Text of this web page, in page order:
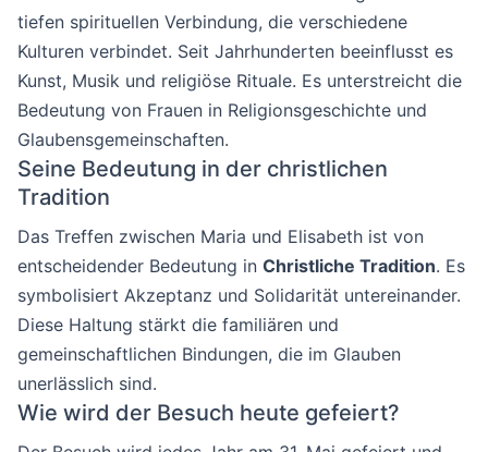
tiefen spirituellen Verbindung, die verschiedene
Kulturen verbindet. Seit Jahrhunderten beeinflusst es
Kunst, Musik und religiöse Rituale. Es unterstreicht die
Bedeutung von Frauen in Religionsgeschichte und
Glaubensgemeinschaften.
Seine Bedeutung in der christlichen
Tradition
Das Treffen zwischen Maria und Elisabeth ist von
entscheidender Bedeutung in Christliche Tradition. Es
symbolisiert Akzeptanz und Solidarität untereinander.
Diese Haltung stärkt die familiären und
gemeinschaftlichen Bindungen, die im Glauben
unerlässlich sind.
Wie wird der Besuch heute gefeiert?